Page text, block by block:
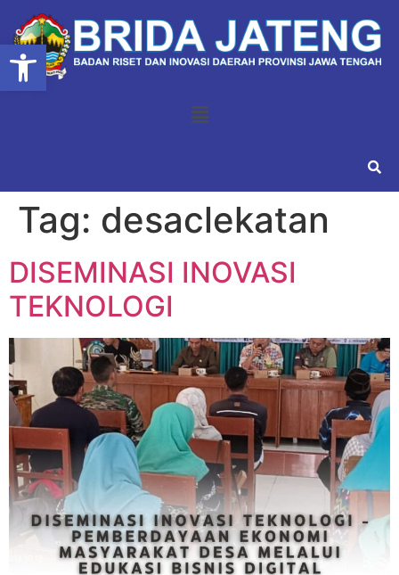
Open toolbar
Tag: desaclekatan
DISEMINASI INOVASI
TEKNOLOGI